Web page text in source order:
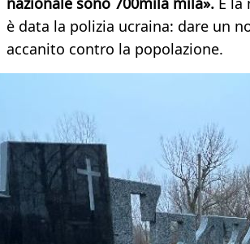
è data la polizia ucraina: dare un
accanito contro la popolazione.